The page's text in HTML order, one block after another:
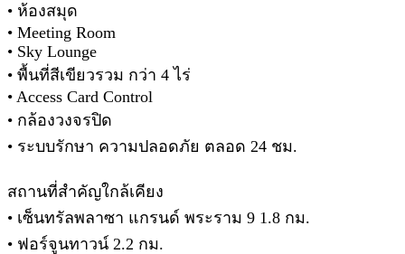
• ห้องสมุด
• Meeting Room
• Sky Lounge
• พื้นที่สีเขียวรวม กว่า 4 ไร่
• Access Card Control
• กล้องวงจรปิด
• ระบบรักษา ความปลอดภัย ตลอด 24 ชม.
สถานที่สําคัญใกล้เคียง
• เซ็นทรัลพลาซา แกรนด์ พระราม 9 1.8 กม.
• ฟอร์จูนทาวน์ 2.2 กม.